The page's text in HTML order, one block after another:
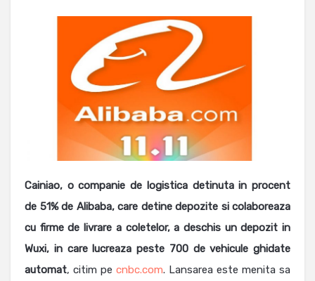
Cainiao, o companie de logistica detinuta in procent
de 51% de Alibaba, care detine depozite si colaboreaza
cu firme de livrare a coletelor, a deschis un depozit in
Wuxi, in care lucreaza peste 700 de vehicule ghidate
automat, citim pe cnbc.com. Lansarea este menita sa